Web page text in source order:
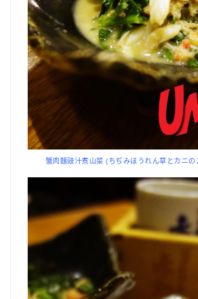
蟹肉麵豉汁煮山菜 (ちぢみほうれん草とカニ